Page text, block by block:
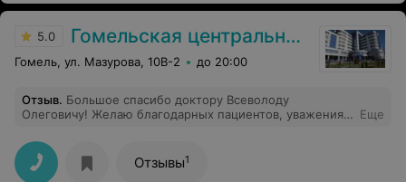
5.0 Гомельская центральная городская клиническая поликлиника
Гомель, ул. Мазурова, 10В-2 до 20:00
Отзыв. Большое спасибо доктору Всеволоду
Олеговичу! Желаю благодарных пациентов, уважения
Еще
Отзывы1